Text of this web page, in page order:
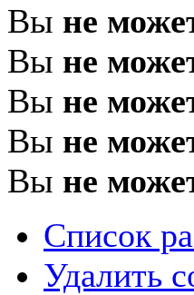
Вы не
Вы не
Вы не
Вы не
Вы не
Список
Удалить